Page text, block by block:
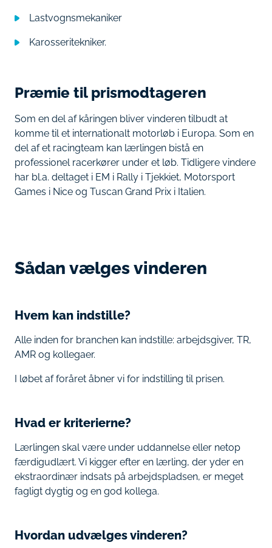
Lastvognsmekaniker
Karosseritekniker.
Præmie til prismodtageren
Som en del af kåringen bliver vinderen tilbudt at
komme til et internationalt motorløb i Europa. Som en
del af et racingteam kan lærlingen bistå en
professionel racerkører under et løb. Tidligere vindere
har bl.a. deltaget i EM i Rally i Tjekkiet, Motorsport
Games i Nice og Tuscan Grand Prix i Italien.
Sådan vælges vinderen
Hvem kan indstille?
Alle inden for branchen kan indstille: arbejdsgiver, TR,
AMR og kollegaer.
I løbet af foråret åbner vi for indstilling til prisen.
Hvad er kriterierne?
Lærlingen skal være under uddannelse eller netop
færdigudlært. Vi kigger efter en lærling, der yder en
ekstraordinær indsats på arbejdspladsen, er meget
fagligt dygtig og en god kollega.
Hvordan udvælges vinderen?